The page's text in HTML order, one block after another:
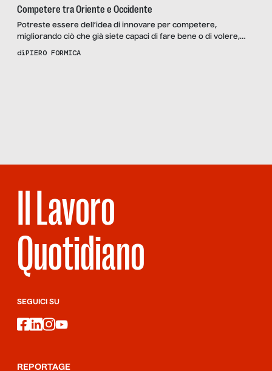
Competere tra Oriente e Occidente
Potreste essere dell’idea di innovare per competere,
migliorando ciò che già siete capaci di fare bene o di volere,
invece, cambiare le regole del gioco per fare cose nuove in
diPIERO FORMICA
Il Lavoro
Quotidiano
SEGUICI SU
facebook
linkedin
instagram
youtube
REPORTAGE